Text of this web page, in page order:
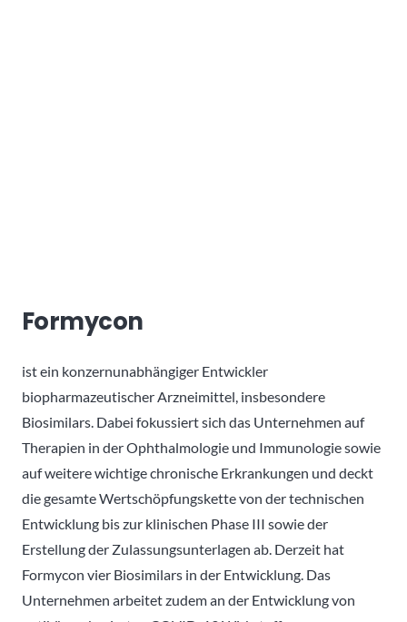
Formycon
ist ein konzernunabhängiger Entwickler
biopharmazeutischer Arzneimittel, insbesondere
Biosimilars. Dabei fokussiert sich das Unternehmen auf
Therapien in der Ophthalmologie und Immunologie sowie
auf weitere wichtige chronische Erkrankungen und deckt
die gesamte Wertschöpfungskette von der technischen
Entwicklung bis zur klinischen Phase III sowie der
Erstellung der Zulassungsunterlagen ab. Derzeit hat
Formycon vier Biosimilars in der Entwicklung. Das
Unternehmen arbeitet zudem an der Entwicklung von